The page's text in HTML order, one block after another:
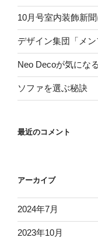
10月号室内装飾新
デザイン集団「メン
Neo Decoが気にな
ソファを選ぶ秘訣
最近のコメント
アーカイブ
2024年7月
2023年10月